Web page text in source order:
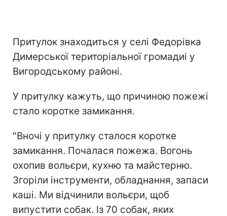
Притулок знаходиться у селі Федорівка
Димерської територіальної громадиі у
Вигородському районі.
У притулку кажуть, що причиною пожежі
стало коротке замикання.
"Вночі у притулку сталося коротке
замикання. Почалася пожежа. Вогонь
охопив вольєри, кухню та майстерню.
Згоріли інструменти, обладнання, запаси
каші. Ми відчинили вольєри, щоб
випустити собак. Із 70 собак, яких